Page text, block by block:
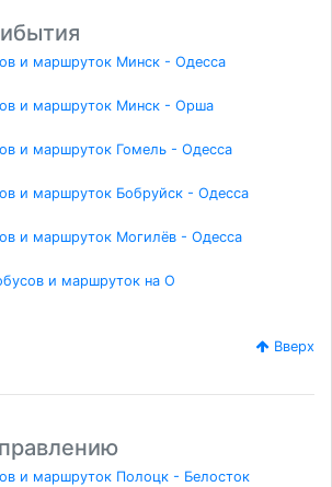
и маршруток Минск - Одесса
и маршруток Минск - Орша
и маршруток Гомель - Одесса
и маршруток Бобруйск - Одесса
и маршруток Могилёв - Одесса
и маршруток на O
Вверх
и маршруток Полоцк - Белосток